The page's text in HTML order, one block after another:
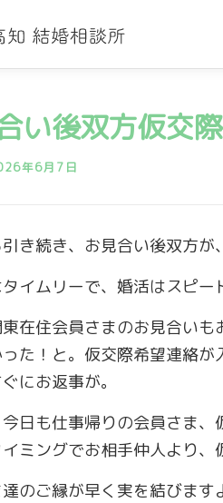
い後双方仮交
年6月7日
き続き、お見合い後双方
イムリーで、婚活はスピー
在住会員さまのお見合い
た！と。仮交際希望連絡
にお返事が。
日も仕事帰りの会員さま
ミングでお相手仲人より、
のご縁が早く実を結びます